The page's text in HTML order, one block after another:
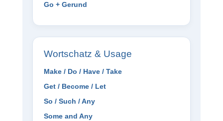
Go + Gerund
Wortschatz & Usage
Make / Do / Have / Take
Get / Become / Let
So / Such / Any
Some and Any